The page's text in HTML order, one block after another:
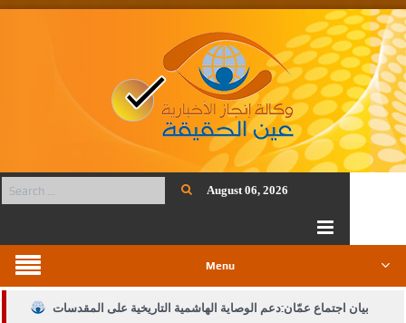
August 06, 2026
Menu
بيان اجتماع عمّان:دعم الوصاية الهاشمية التاريخية على المقدسات